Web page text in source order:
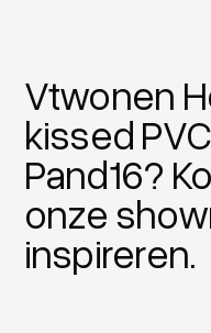
Vtwonen
kissed
Pand16?
onze
inspireren.